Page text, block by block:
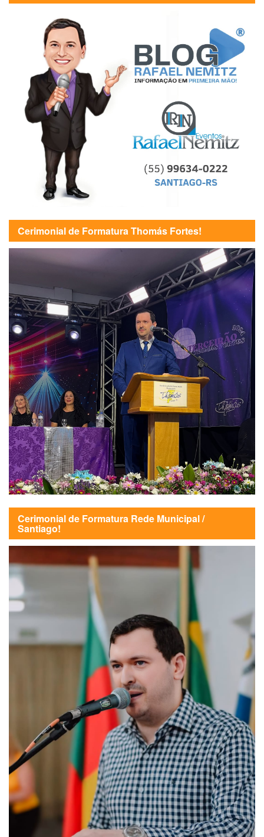
Cerimonial de Formatura Thomás Fortes!
Cerimonial de Formatura Rede Municipal /
Santiago!